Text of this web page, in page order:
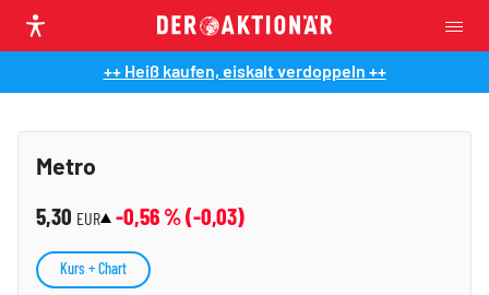
++ Heiß kaufen, eiskalt verdoppeln ++
Metro
5,30 EUR -0,56 % (-0,03)
Kurs + Chart